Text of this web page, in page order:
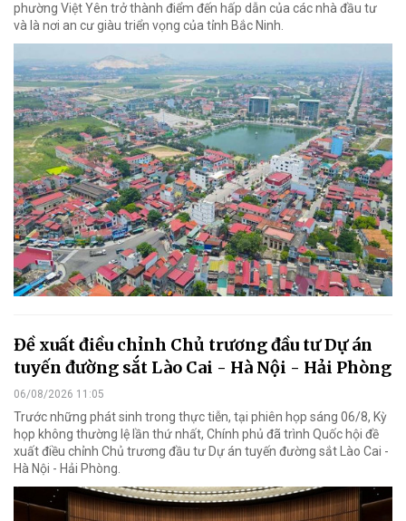
phường Việt Yên trở thành điểm đến hấp dẫn của các nhà đầu tư
và là nơi an cư giàu triển vọng của tỉnh Bắc Ninh.
Đề xuất điều chỉnh Chủ trương đầu tư Dự án
tuyến đường sắt Lào Cai - Hà Nội - Hải Phòng
06/08/2026 11:05
Trước những phát sinh trong thực tiễn, tại phiên họp sáng 06/8, Kỳ
họp không thường lệ lần thứ nhất, Chính phủ đã trình Quốc hội đề
xuất điều chỉnh Chủ trương đầu tư Dự án tuyến đường sắt Lào Cai -
Hà Nội - Hải Phòng.